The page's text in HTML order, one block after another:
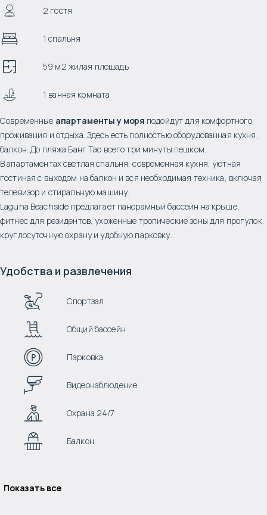
2 гостя
1 спальня
59 м2 жилая площадь
1 ванная комната
Современные апартаменты у моря подойдут для комфортного
проживания и отдыха. Здесь есть полностью оборудованная кухня,
балкон. До пляжа Банг Тао всего три минуты пешком.
В апартаментах светлая спальня, современная кухня, уютная
гостиная с выходом на балкон и вся необходимая техника, включая
телевизор и стиральную машину.
Laguna Beachside предлагает панорамный бассейн на крыше,
фитнес для резидентов, ухоженные тропические зоны для прогулок,
круглосуточную охрану и удобную парковку.
Удобства и развлечения
Спортзал
Общий бассейн
Парковка
Видеонаблюдение
Охрана 24/7
Балкон
Показать все